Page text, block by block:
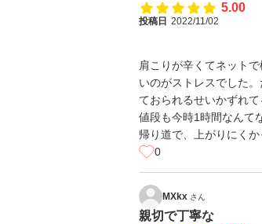
5.00
投稿日 2022/11/02
肩こりが辛くてネット
いのがストレスでした
ておられるせいかずれ
値段も今時1時間なんて
帰り道で、上がりにく
0
MXkx さん
親切で丁寧な